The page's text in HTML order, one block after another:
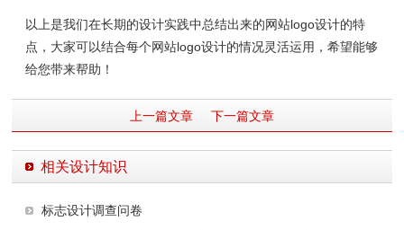
以上是我们在长期的设计实践中总结出来的网站logo设计的特
点，大家可以结合每个网站logo设计的情况灵活运用，希望能够
给您带来帮助！
上一篇文章 下一篇文章
相关设计知识
标志设计调查问卷